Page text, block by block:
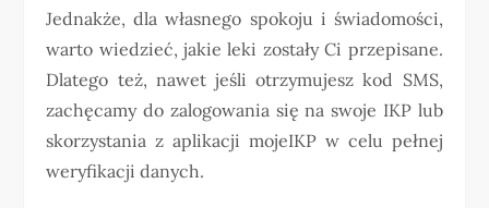
Jednakże, dla własnego spokoju i świadomości,
warto wiedzieć, jakie leki zostały Ci przepisane.
Dlatego też, nawet jeśli otrzymujesz kod SMS,
zachęcamy do zalogowania się na swoje IKP lub
skorzystania z aplikacji mojeIKP w celu pełnej
weryfikacji danych.